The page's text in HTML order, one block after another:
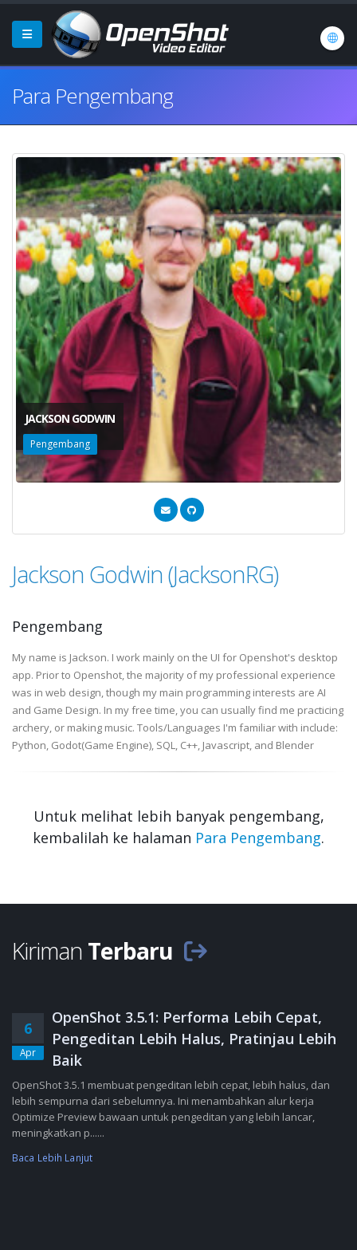
Para Pengembang
JACKSON GODWIN
Pengembang
Jackson Godwin (JacksonRG)
Pengembang
My name is Jackson. I work mainly on the UI for Openshot's desktop
app. Prior to Openshot, the majority of my professional experience
was in web design, though my main programming interests are AI
and Game Design. In my free time, you can usually find me practicing
archery, or making music. Tools/Languages I'm familiar with include:
Python, Godot(Game Engine), SQL, C++, Javascript, and Blender
Untuk melihat lebih banyak pengembang,
kembalilah ke halaman Para Pengembang.
Kiriman Terbaru
6
Apr
OpenShot 3.5.1: Performa Lebih Cepat,
Pengeditan Lebih Halus, Pratinjau Lebih
Baik
OpenShot 3.5.1 membuat pengeditan lebih cepat, lebih halus, dan
lebih sempurna dari sebelumnya. Ini menambahkan alur kerja
Optimize Preview bawaan untuk pengeditan yang lebih lancar,
meningkatkan p......
Baca Lebih Lanjut